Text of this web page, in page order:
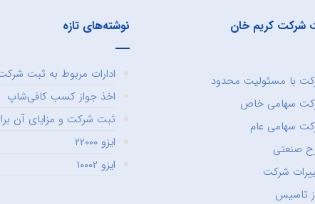
شرکت کریم خان
با مسئولیت محدود
سهامی خاص
سهامی عام
صنعتی
شرکت
تاسیس
نوشته‌های تازه
ادارات مربوط به ثبت
اخذ جواز کسب کافی‌شاپ
ثبت شرکت و مزایای آن
ایزو ۲۲۰۰۰
ایزو ۱۰۰۰۲